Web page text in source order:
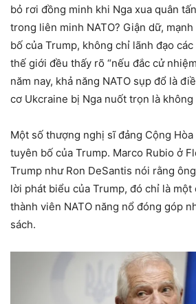
bỏ rơi đồng minh khi Nga xua quân
trong liên minh NATO? Giận dữ,
bố của Trump, không chỉ lãnh đạo
thế giới đều thấy rõ “nếu đắc cử
năm nay, khả năng NATO sụp đổ là
cơ Ukcraine bị Nga nuốt trọn là
Một số thượng nghị sĩ đảng Cộng
tuyên bố của Trump. Marco Rubio ở
Trump như Ron DeSantis nói rằng
lời phát biểu của Trump, đó chỉ là
thành viên NATO năng nổ đóng góp
sách.